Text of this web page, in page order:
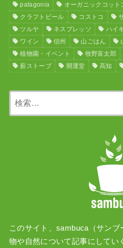
patagonia
オーガニックコット
クラフトビール
コストコ
ツルヤ
ネスプレッソ ハイ
ワイン
信州 山ごはん
植物園・イベント
牧野富太郎
薪ストーブ
開運堂 高知
このサイト、sambuca（サン
物や自然について記事にしてい